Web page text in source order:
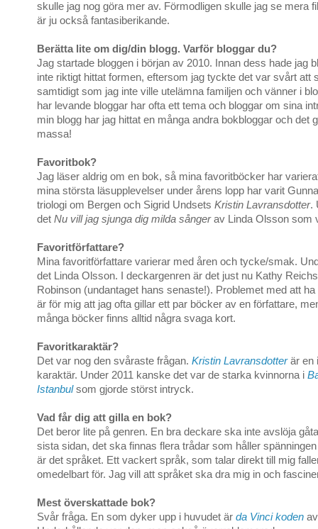
skulle jag nog göra mer av. Förmodligen skulle jag se mera
är ju också fantasiberikande.
Berätta lite om dig/din blogg. Varför bloggar du?
Jag startade bloggen i början av 2010. Innan dess hade jag
inte riktigt hittat formen, eftersom jag tyckte det var svårt att
samtidigt som jag inte ville utelämna familjen och vänner i
har levande bloggar har ofta ett tema och bloggar om sina
min blogg har jag hittat en många andra bokbloggar och det
massa!
Favoritbok?
Jag läser aldrig om en bok, så mina favoritböcker har
mina största läsupplevelser under årens lopp har varit
triologi om Bergen och Sigrid Undsets Kristin Lavransdotter.
det Nu vill jag sjunga dig milda sångerav Linda Olsson som
Favoritförfattare?
Mina favoritförfattare varierar med åren och tycke/smak.
det Linda Olsson. I deckargenren är det just nu Kathy
Robinson (undantaget hans senaste!). Problemet med att
är för mig att jag ofta gillar ett par böcker av en författare,
många böcker finns alltid några svaga kort.
Favoritkaraktär?
Det var nog den svåraste frågan. Kristin Lavransdotterär en
karaktär. Under 2011 kanske det var de starka kvinnorna i
Istanbulsom gjorde störst intryck.
Vad får dig att gilla en bok?
Det beror lite på genren. En bra deckare ska inte avslöja
sista sidan, det ska finnas flera trådar som håller
är det språket. Ett vackert språk, som talar direkt till mig
omedelbart för. Jag vill att språket ska dra mig in och
Mest överskattade bok?
Svår fråga. En som dyker upp i huvudet är da Vinci koden